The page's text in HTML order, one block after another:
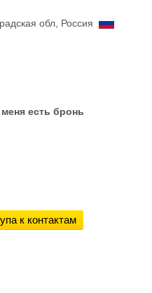
обл, Россия
есть бронь
к контактам